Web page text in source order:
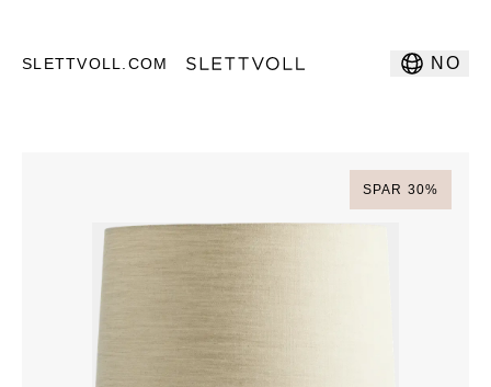
SLETTVOLL.COM NO
SPAR 30%